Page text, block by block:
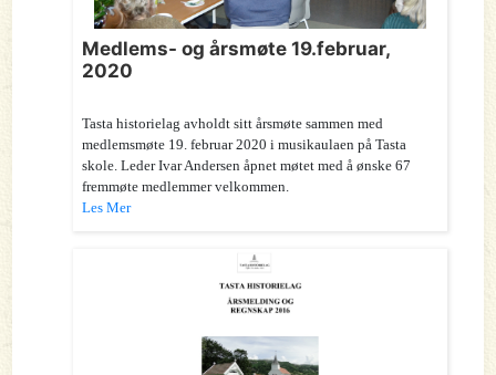
Medlems- og årsmøte 19.februar,
2020
Tasta historielag avholdt sitt årsmøte sammen med
medlemsmøte 19. februar 2020 i musikaulaen på Tasta
skole. Leder Ivar Andersen åpnet møtet med å ønske 67
fremmøte medlemmer velkommen.
Les Mer